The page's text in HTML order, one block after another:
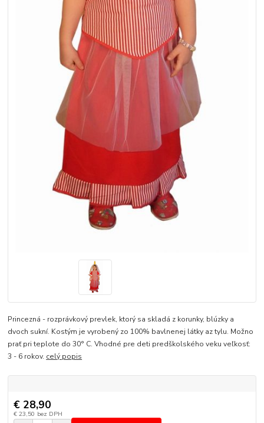
Princezná - rozprávkový prevlek, ktorý sa skladá z korunky, blúzky a
dvoch sukní. Kostým je vyrobený zo 100% bavlnenej látky az tylu. Možno
prať pri teplote do 30° C. Vhodné pre deti predškolského veku veľkosť:
3 - 6 rokov. celý popis
€ 28,90
€ 23,50 bez DPH